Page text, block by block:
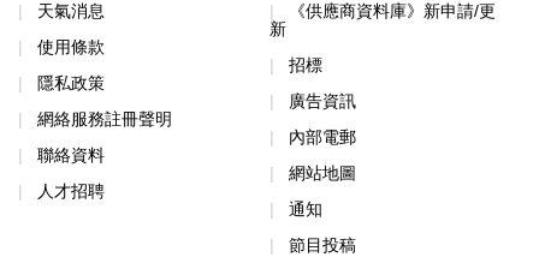
天氣消息
使用條款
隱私政策
網絡服務註冊聲明
聯絡資料
人才招聘
《供應商資料庫》新申請/更
新
招標
廣告資訊
內部電郵
網站地圖
通知
節目投稿